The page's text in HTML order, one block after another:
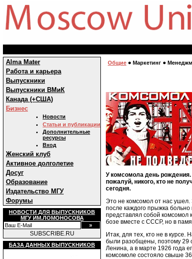
Alma Mater
Работа и карьера
Выпускники
Выпускники ВМиК
Канада (+США)
Бизнес
Новости
Статьи и публикации
Дополнительные
ресурсы
Вход
Женский клуб
Активное долголетие
Досуг
Образование
Издательство МГУ
Форумы
НОВОСТИ ДЛЯ ВЫПУСКНИКОВ
МГУ ИМ.ЛОМОНОСОВА
SUBSCRIBE.RU
БАЗА ДАННЫХ ВЫПУСКНИКОВ
Общие ● Маркетинг ●
У комсомола день рождения.
пожалуй, никого, кто не
сегодня.
Это не комсомол от нас ушел.
после каждого прыжка
представлял собой комсомол
бозе вместе с СССР, но в
Итак, для тех, кто не в курсе.
были разобщены, поэтому 29
Ленина, а в марте 1926 года
комсомоле состояло свыше